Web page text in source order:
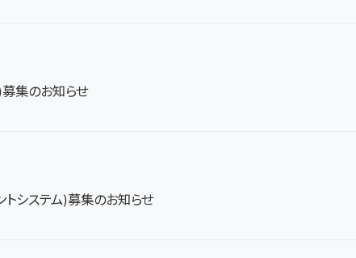
集のお知らせ
トシステム)募集のお知らせ